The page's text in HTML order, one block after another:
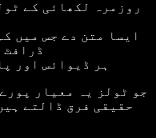
روزمرہ لکھائی کے
ایسا متن دے جس میں
ڈرافٹ
ہر ڈیوائس اور
جو ٹولز یہ معیار
حقیقی فرق ڈالتے